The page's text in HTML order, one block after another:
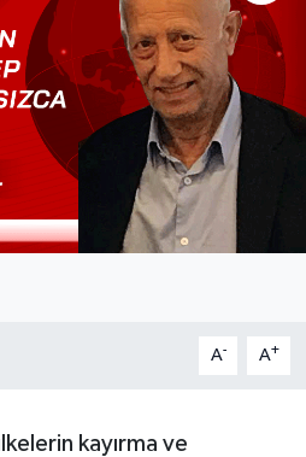
A- A+
kayırma ve